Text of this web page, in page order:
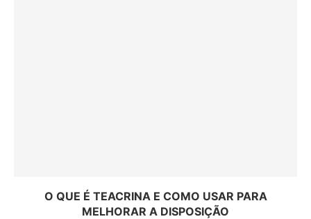
O QUE É TEACRINA E COMO USAR PARA
MELHORAR A DISPOSIÇÃO